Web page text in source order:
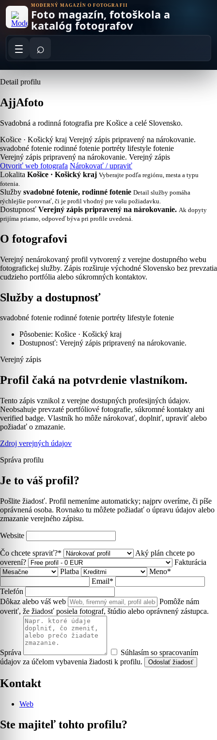
content
MODERNÝ MAGAZÍN O FOTOGRAFII
Foto magazín, fotoškola a
katalóg fotografov
⌕
Detail profilu
AjjAfoto
Svadobná a rodinná fotografia pre Košice a celé Slovensko.
Košice · Košický kraj Verejný zápis pripravený na nárokovanie.
svadobné fotenie rodinné fotenie portréty lifestyle fotenie
Verejný zápis pripravený na nárokovanie. Verejný zápis
Otvoriť web fotografa Nárokovať / upraviť
Lokalita Košice · Košický kraj Vyberajte podľa regiónu, mesta a typu
fotenia.
Služby svadobné fotenie, rodinné fotenie Detail služby pomáha
rýchlejšie porovnať, či je profil vhodný pre vašu požiadavku.
Dostupnosť Verejný zápis pripravený na nárokovanie. Ak dopyty
prijíma priamo, odpoveď býva pri profile uvedená.
O fotografovi
Verejný nenárokovaný profil vytvorený z verejne dostupného webu
fotografickej služby. Zápis rozširuje východné Slovensko bez prevzatia
cudzieho portfólia alebo súkromných kontaktov.
Služby a dostupnosť
svadobné fotenie rodinné fotenie portréty lifestyle fotenie
Pôsobenie: Košice · Košický kraj
Dostupnosť: Verejný zápis pripravený na nárokovanie.
Verejný zápis
Profil čaká na potvrdenie vlastníkom.
Tento zápis vznikol z verejne dostupných profesijných údajov.
Neobsahuje prevzaté portfóliové fotografie, súkromné kontakty ani
verified badge. Vlastník ho môže nárokovať, doplniť, upraviť alebo
požiadať o zmazanie.
Zdroj verejných údajov
Správa profilu
Je to váš profil?
Pošlite žiadosť. Profil nemeníme automaticky; najprv overíme, či píše
oprávnená osoba. Rovnako tu môžete požiadať o úpravu údajov alebo
zmazanie verejného zápisu.
Website
Čo chcete spraviť?*
Aký plán chcete po
overení?
Fakturácia
Platba
Meno*
Email*
Telefón
Dôkaz alebo váš web
Pomôže nám
overiť, že žiadosť posiela fotograf, štúdio alebo oprávnený zástupca.
Správa
Súhlasím so spracovaním
údajov za účelom vybavenia žiadosti k profilu.
Odoslať žiadosť
Kontakt
Web
Ste majiteľ tohto profilu?